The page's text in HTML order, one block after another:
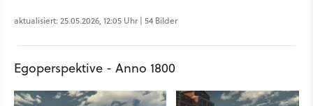
aktualisiert: 25.05.2026, 12:05 Uhr | 54 Bilder
Egoperspektive - Anno 1800